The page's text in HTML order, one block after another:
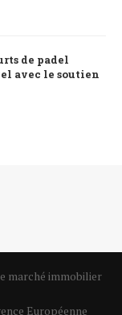
de padel
avec le soutien
marché immobilier
Européenne